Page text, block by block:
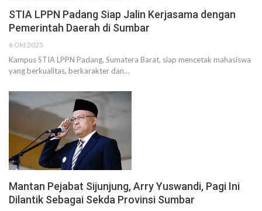
STIA LPPN Padang Siap Jalin Kerjasama dengan
Pemerintah Daerah di Sumbar
6 Okt 2025
Kampus STIA LPPN Padang, Sumatera Barat, siap mencetak mahasiswa
yang berkualitas, berkarakter dan…
Mantan Pejabat Sijunjung, Arry Yuswandi, Pagi Ini
Dilantik Sebagai Sekda Provinsi Sumbar